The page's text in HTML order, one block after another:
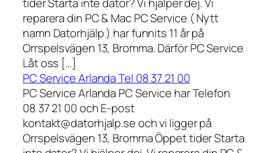
tider Starta inte dator? Vi hjälper dej. Vi
reparera din PC & Mac PC Service ( Nytt
namn Datorhjälp ) har funnits 11 år på
Orrspelsvägen 13, Bromma. Därför PC Service
Låt oss […]
PC Service Arlanda Tel 08 37 21 00
PC Service Arlanda PC Service har Telefon
08 37 21 00 och E-post
kontakt@datorhjalp.se och vi ligger på
Orrspelsvägen 13, Bromma Öppet tider Starta